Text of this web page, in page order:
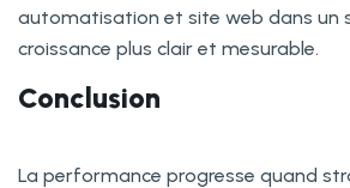
automatisation et site web dans un
croissance plus clair et mesurable.
Conclusion
La performance progresse quand